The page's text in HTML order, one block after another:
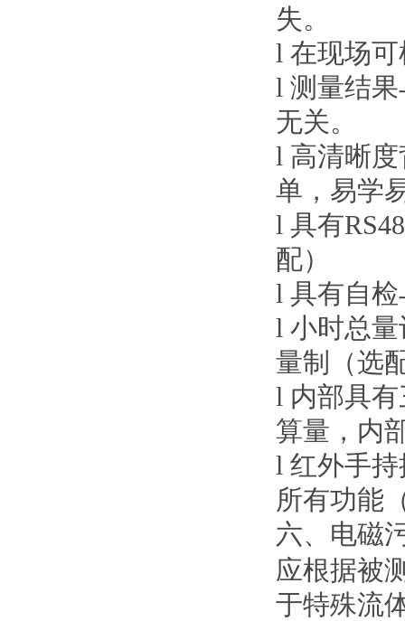
失。
l 在现场
l 测量结
无关。
l 高清晰
单，易学
l 具有
配）
l 具有自
l 小时总
量制（选
l 内部具
算量，内
l 红外手
所有功能
六、电磁
应根据被
于特殊流